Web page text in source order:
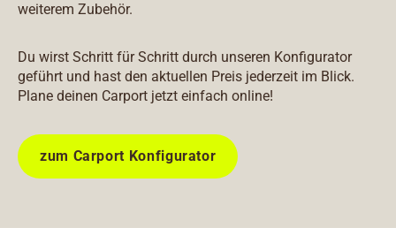
weiterem Zubehör.
Du wirst Schritt für Schritt durch unseren Konfigurator
geführt und hast den aktuellen Preis jederzeit im Blick.
Plane deinen Carport jetzt einfach online!
zum Carport Konfigurator